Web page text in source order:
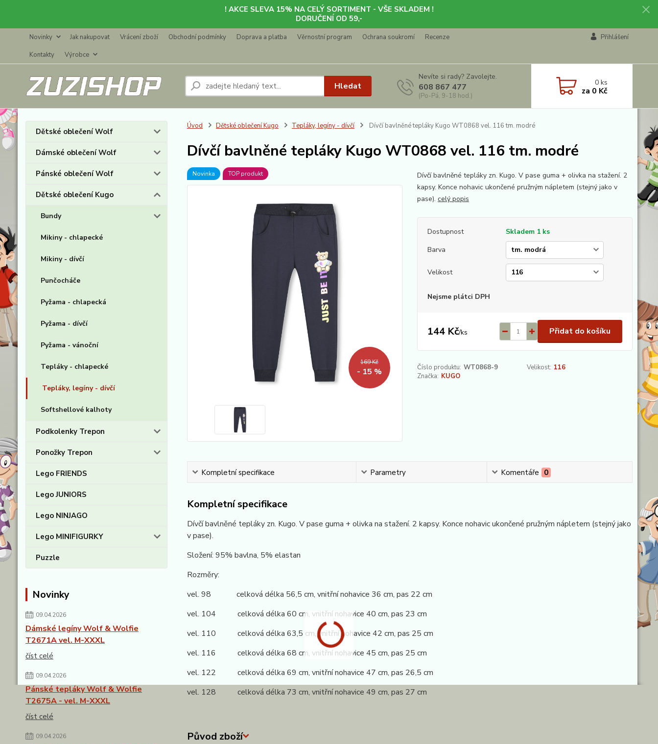
! AKCE SLEVA 15% NA CELÝ SORTIMENT - VŠE SKLADEM !
DORUČENÍ OD 59,-
Novinky Jak nakupovat Vrácení zboží Obchodní podmínky Doprava a platba Věrnostní program Ochrana soukromí
Recenze
Kontakty
Výrobce
Přihlášení
Hledat
Nevíte si rady? Zavolejte.
608 867 477
(Po-Pá, 9-18 hod.)
0ks
za 0 Kč
Dětské oblečení Wolf
Dámské oblečení Wolf
Pánské oblečení Wolf
Dětské oblečení Kugo
Bundy
Mikiny - chlapecké
Mikiny - dívčí
Punčocháče
Pyžama - chlapecká
Pyžama - dívčí
Pyžama - vánoční
Tepláky - chlapecké
Tepláky, legíny - dívčí
Softshellové kalhoty
Podkolenky Trepon
Ponožky Trepon
Lego FRIENDS
Lego JUNIORS
Lego NINJAGO
Lego MINIFIGURKY
Puzzle
Novinky
09.04.2026
Dámské legíny Wolf & Wolfie
T2671A vel. M-XXXL
číst celé
09.04.2026
Pánské tepláky Wolf & Wolfie
T2675A - vel. M-XXXL
číst celé
09.04.2026
Úvod Dětské oblečení Kugo Tepláky, legíny - dívčí Dívčí bavlněné tepláky Kugo WT0868 vel. 116 tm. modré
Dívčí bavlněné tepláky Kugo WT0868 vel. 116 tm. modré
Novinka TOP produkt
169 Kč
- 15 %
Dívčí bavlněné tepláky zn. Kugo. V pase guma + olivka na stažení. 2
kapsy. Konce nohavic ukončené pružným nápletem (stejný jako v
pase). celý popis
Dostupnost
Skladem 1 ks
Barva
Velikost
Nejsme plátci DPH
144 Kč/ks Přidat do košíku
Číslo produktu: WT0868-9 Velikost: 116
Značka: KUGO
Kompletní specifikace Parametry Komentáře 0
Kompletní specifikace
Dívčí bavlněné tepláky zn. Kugo. V pase guma + olivka na stažení. 2 kapsy. Konce nohavic ukončené pružným nápletem (stejný jako
v pase).
Složení: 95% bavlna, 5% elastan
Rozměry:
vel. 98 celková délka 56,5 cm, vnitřní nohavice 36 cm, pas 22 cm
vel. 104 celková délka 60 cm, vnitřní nohavice 40 cm, pas 23 cm
vel. 110 celková délka 63,5 cm, vnitřní nohavice 42 cm, pas 25 cm
vel. 116 celková délka 68 cm, vnitřní nohavice 45 cm, pas 25 cm
vel. 122 celková délka 69 cm, vnitřní nohavice 47 cm, pas 26,5 cm
vel. 128 celková délka 73 cm, vnitřní nohavice 49 cm, pas 27 cm
Původ zboží